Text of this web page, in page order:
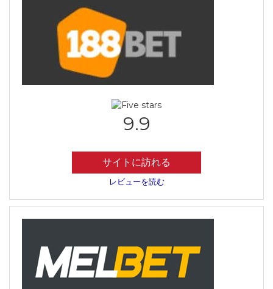
9.9
サイトに訪れる
レビューを読む